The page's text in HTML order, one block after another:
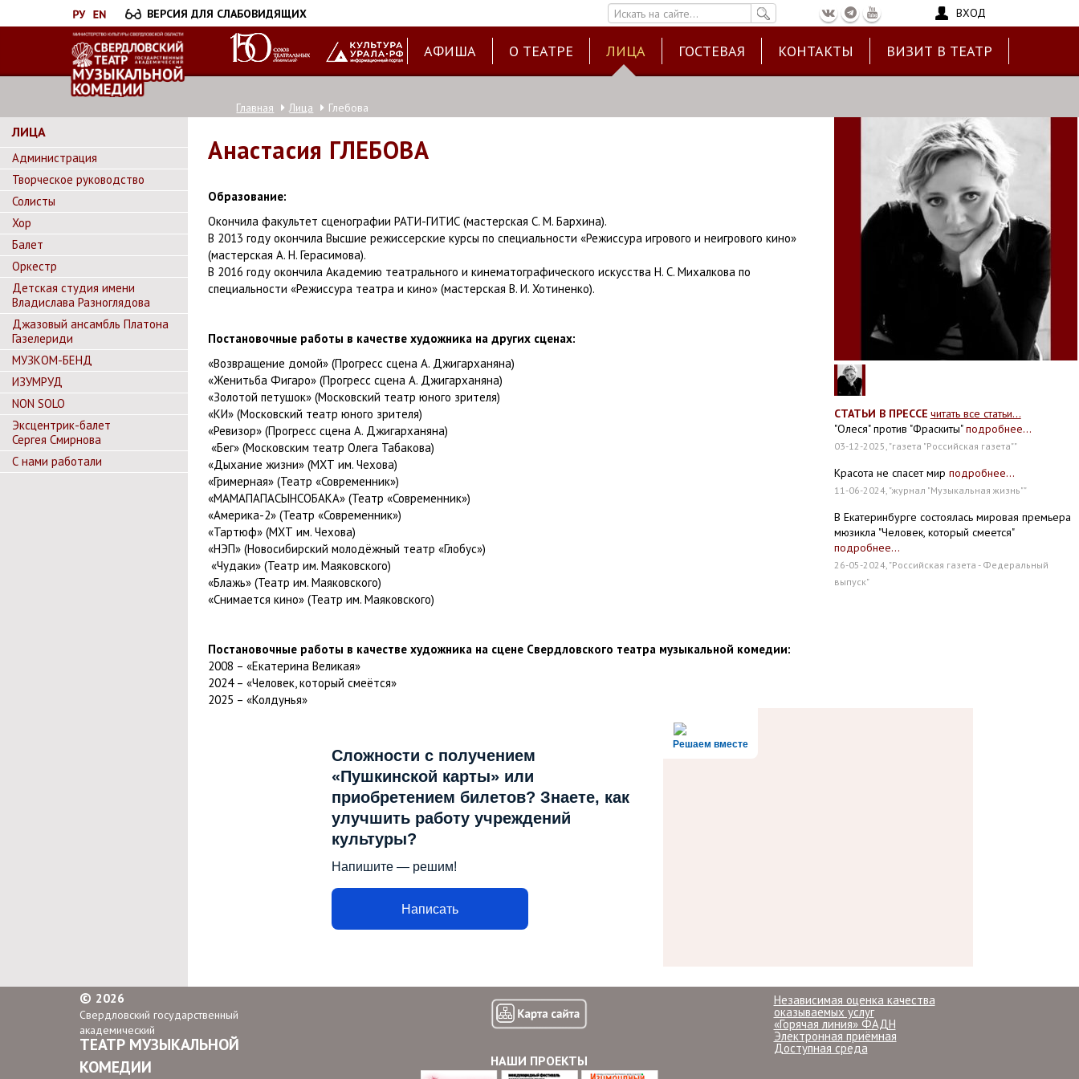
к
ВЕРСИЯ ДЛЯ СЛАБОВИДЯЩИХ
ВХОД
АФИША О ТЕАТРЕ ЛИЦА ГОСТЕВАЯ КОНТАКТЫ ВИЗИТ В ТЕАТР
Главная Лица Глебова
ЛИЦА
Администрация
Творческое руководство
Солисты
Хор
Балет
Оркестр
Детская студия имени
Владислава Разноглядова
Джазовый ансамбль Платона
Газелериди
МУЗКОМ-БЕНД
ИЗУМРУД
NON SOLO
Эксцентрик-балет
Сергея Смирнова
С нами работали
СТАТЬИ В ПРЕССЕ читать все статьи...
"Олеся" против "Фраскиты"подробнее...
03-12-2025, "газета "Российская газета""
Красота не спасет мир подробнее...
11-06-2024, "журнал "Музыкальная жизнь""
В Екатеринбурге состоялась мировая премьера
мюзикла "Человек, который смеется"
подробнее...
26-05-2024, "Российская газета - Федеральный
выпуск"
Анастасия ГЛЕБОВА
Образование:
Окончила факультет сценографии РАТИ-ГИТИС (мастерская С. М. Бархина).
В 2013 году окончила Высшие режиссерские курсы по специальности «Режиссура игрового и неигрового кино»
(мастерская А. Н. Герасимова).
В 2016 году окончила Академию театрального и кинематографического искусства Н. С. Михалкова по
специальности «Режиссура театра и кино» (мастерская В. И. Хотиненко).
Постановочные работы в качестве художника на других сценах:
«Возвращение домой» (Прогресс сцена А. Джигарханяна)
«Женитьба Фигаро» (Прогресс сцена А. Джигарханяна)
«Золотой петушок» (Московский театр юного зрителя)
«КИ» (Московский театр юного зрителя)
«Ревизор» (Прогресс сцена А. Джигарханяна)
«Бег» (Московским театр Олега Табакова)
«Дыхание жизни» (МХТ им. Чехова)
«Гримерная» (Театр «Современник»)
«МАМАПАПАСЫНСОБАКА» (Театр «Современник»)
«Америка-2» (Театр «Современник»)
«Тартюф» (МХТ им. Чехова)
«НЭП» (Новосибирский молодёжный театр «Глобус»)
«Чудаки» (Театр им. Маяковского)
«Блажь» (Театр им. Маяковского)
«Снимается кино» (Театр им. Маяковского)
Постановочные работы в качестве художника на сцене Свердловского театра музыкальной комедии:
2008 – «Екатерина Великая»
2024 – «Человек, который смеётся»
2025 – «Колдунья»
Решаем вместе
Сложности с получением
«Пушкинской карты» или
приобретением билетов? Знаете, как
улучшить работу учреждений
культуры?
Напишите — решим!
Написать
© 2026
Свердловский государственный
академический
ТЕАТР МУЗЫКАЛЬНОЙ
КОМЕДИИ
НАШИ ПРОЕКТЫ
Независимая оценка качества
оказываемых услуг
«Горячая линия» ФАДН
Электронная приёмная
Доступная среда